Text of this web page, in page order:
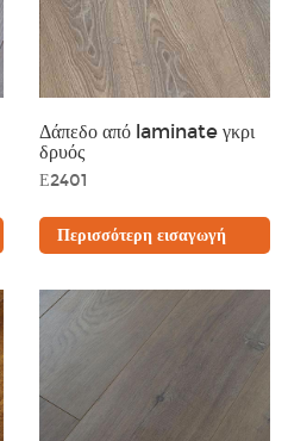
Δάπεδο από laminate γκρι
δρυός
Ε2401
Περισσότερη εισαγωγή